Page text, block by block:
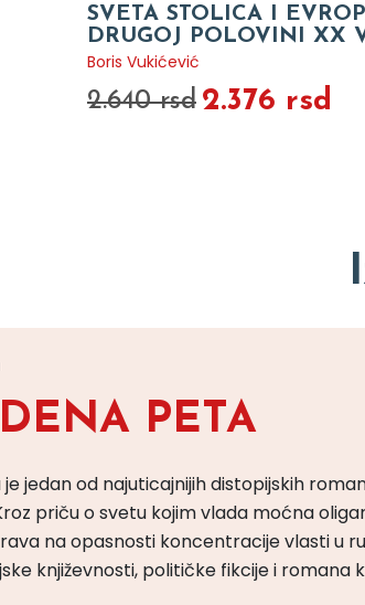
SVETA STOLICA I
DRUGOJ POLOVINI XX
Boris Vukićević
2.640 rsd 2.376 rsd
PETA
jedan od najuticajnijih distopijskih
priču o svetu kojim vlada moćna
na opasnosti koncentracije vlasti u
književnosti, političke fikcije i romana